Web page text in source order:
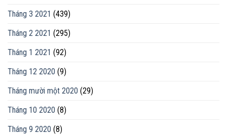
Tháng 3 2021 (439)
Tháng 2 2021 (295)
Tháng 1 2021 (92)
Tháng 12 2020 (9)
Tháng mười một 2020 (29)
Tháng 10 2020 (8)
Tháng 9 2020 (8)